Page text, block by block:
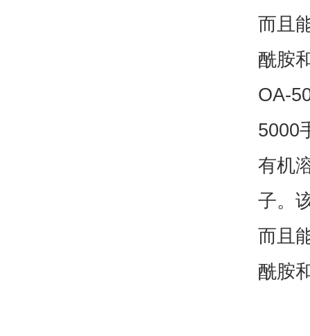
而且
酰胺
OA-
5000
有机
子。
而且
酰胺